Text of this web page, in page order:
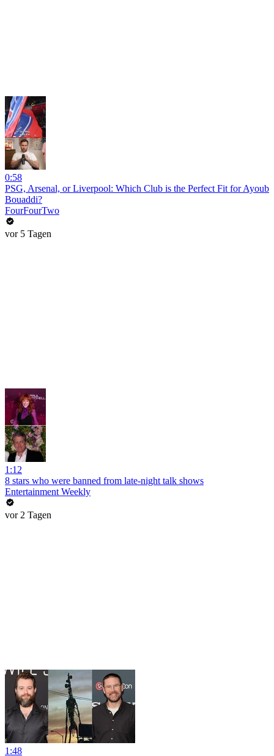
0:58
PSG, Arsenal, or Liverpool: Which Club is the Perfect Fit for Ayoub
Bouaddi?
FourFourTwo
vor 5 Tagen
1:12
8 stars who were banned from late-night talk shows
Entertainment Weekly
vor 2 Tagen
1:48